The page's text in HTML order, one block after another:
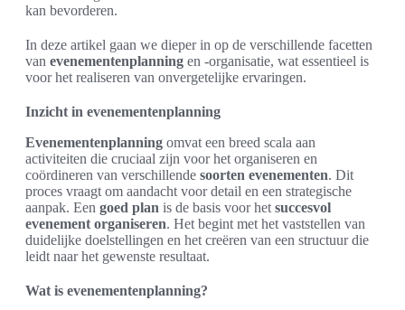
kan bevorderen.
In deze artikel gaan we dieper in op de verschillende facetten
van evenementenplanning en -organisatie, wat essentieel is
voor het realiseren van onvergetelijke ervaringen.
Inzicht in evenementenplanning
Evenementenplanning omvat een breed scala aan
activiteiten die cruciaal zijn voor het organiseren en
coördineren van verschillende soorten evenementen. Dit
proces vraagt om aandacht voor detail en een strategische
aanpak. Een goed plan is de basis voor het succesvol
evenement organiseren. Het begint met het vaststellen van
duidelijke doelstellingen en het creëren van een structuur die
leidt naar het gewenste resultaat.
Wat is evenementenplanning?